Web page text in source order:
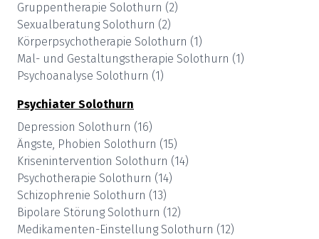
Gruppentherapie Solothurn (2)
Sexualberatung Solothurn (2)
Körperpsychotherapie Solothurn (1)
Mal- und Gestaltungstherapie Solothurn (1)
Psychoanalyse Solothurn (1)
Psychiater Solothurn
Depression Solothurn (16)
Ängste, Phobien Solothurn (15)
Krisenintervention Solothurn (14)
Psychotherapie Solothurn (14)
Schizophrenie Solothurn (13)
Bipolare Störung Solothurn (12)
Medikamenten-Einstellung Solothurn (12)